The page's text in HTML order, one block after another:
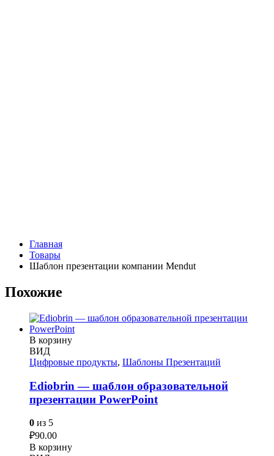
Главная
Товары
Шаблон презентации компании Mendut
Похожие
В корзину
ВИД
Цифровые продукты, Шаблоны Презентаций
Ediobrin — шаблон образовательной
презентации PowerPoint
0 из 5
₽90.00
В корзину